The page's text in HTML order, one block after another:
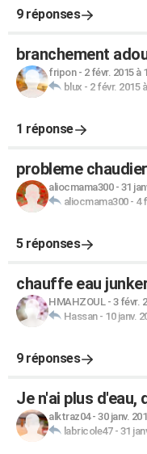
9 réponses
branchement
fripon- 2 févr. 2015 à
blux - 2 févr. 2015
1 réponse
probleme
aliocmama300- 31
aliocmama300- 4
5 réponses
chauffe eau
HMAHZOUL- 3 févr.
Hassan- 10 janv.
9 réponses
Je n'ai plus d'eau,
alktraz04- 30 janv.
labricole47- 31